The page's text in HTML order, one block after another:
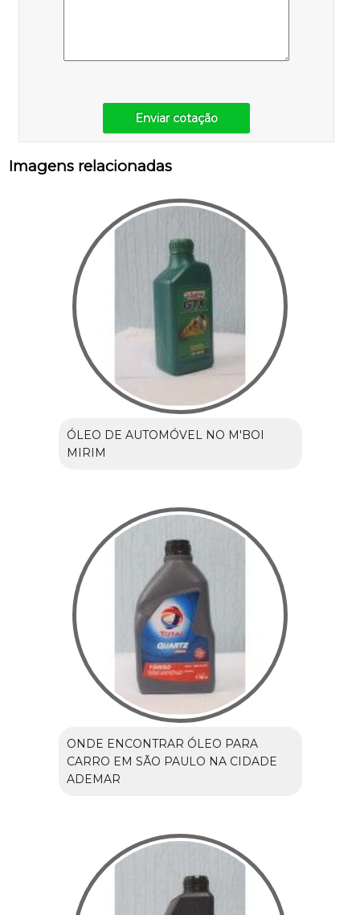
Enviar cotação
Imagens relacionadas
ÓLEO DE AUTOMÓVEL NO M'BOI
MIRIM
ONDE ENCONTRAR ÓLEO PARA
CARRO EM SÃO PAULO NA CIDADE
ADEMAR